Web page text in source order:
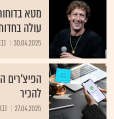
עולה
30.04.2025
להכיר
27.04.2025